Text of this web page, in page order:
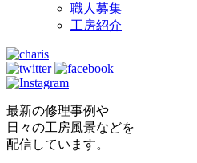
職人募集
工房紹介
最新の修理事例や
日々の工房風景などを
配信しています。